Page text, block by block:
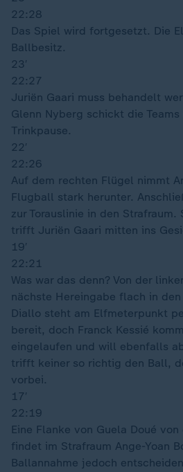
22:28
Das Spiel wird fortgesetzt. Die
Ballbesitz.
23′
22:27
Juriën Gaari muss behandelt
Glenn Nyberg schickt die Teams
Trinkpause.
22′
22:26
Auf dem rechten Flügel nimmt
Flugball stark herunter.
zur Torauslinie in den Strafraum.
trifft Juriën Gaari mitten ins
19′
22:21
Was war das denn? Von der
nächste Hereingabe flach in den
Diallo steht am Elfmeterpunkt
bereit, doch Franck Kessié
eingelaufen und will ebenfalls
trifft keiner so richtig den Ball,
vorbei.
17′
22:19
Eine Flanke von Guela Doué
findet im Strafraum Ange-Yoan
Ballannahme jedoch